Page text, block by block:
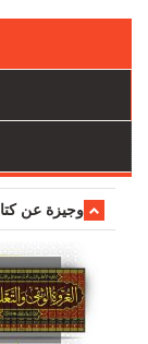
وجیزة عن